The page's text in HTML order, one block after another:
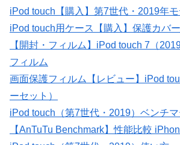
iPod touch【購入】第7世代・2019年
iPod touch用ケース【購入】保護カバー
【開封・フィルム】iPod touch 7（
フィルム
画面保護フィルム【レビュー】iPod
ーセット）
iPod touch（第7世代・2019）ベンチマ
【AnTuTu Benchmark】性能比較